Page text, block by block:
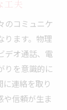
夫
のコミュニケ
ります。物理
デオ通話、電
りを意識的に
連絡を取り
や信頼が生ま